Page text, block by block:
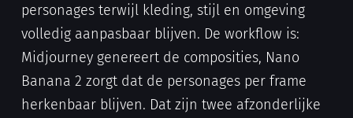
personages terwijl kleding, stijl en omgeving
volledig aanpasbaar blijven. De workflow is:
Midjourney genereert de composities, Nano
Banana 2 zorgt dat de personages per frame
herkenbaar blijven. Dat zijn twee afzonderlijke